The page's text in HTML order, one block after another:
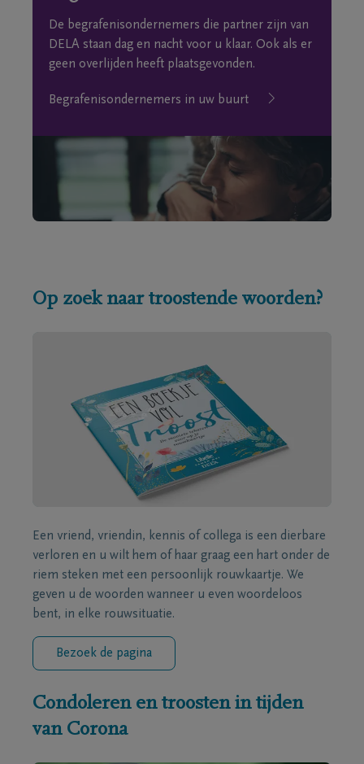
De begrafenisondernemers die partner zijn van
DELA staan dag en nacht voor u klaar. Ook als er
geen overlijden heeft plaatsgevonden.
Begrafenisondernemers in uw buurt
Op zoek naar troostende woorden?
Een vriend, vriendin, kennis of collega is een dierbare
verloren en u wilt hem of haar graag een hart onder de
riem steken met een persoonlijk rouwkaartje. We
geven u de woorden wanneer u even woordeloos
bent, in elke rouwsituatie.
Bezoek de pagina
Condoleren en troosten in tijden
van Corona